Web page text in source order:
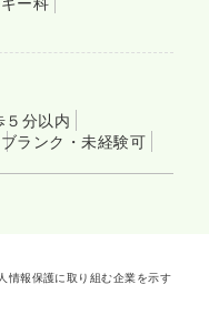
５分以内
ブランク・未経験可
情報保護に取り組む企業を示す